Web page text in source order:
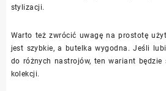
stylizacji.
Warto też zwrócić uwagę na prostotę
jest szybkie, a butelka wygodna. Jeśli
do różnych nastrojów, ten wariant będzie
kolekcji.